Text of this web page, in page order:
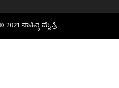
© 2021 ಸಾಹಿತ್ಯ ಮೈತ್ರಿ